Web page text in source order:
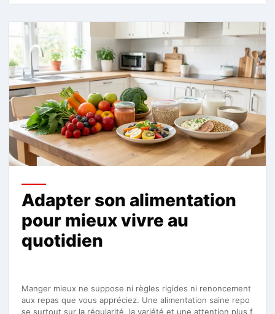
Adapter son alimentation
pour mieux vivre au
quotidien
Manger mieux ne suppose ni règles rigides ni renoncement
aux repas que vous appréciez. Une alimentation saine repo
se surtout sur la régularité, la variété et une attention plus f